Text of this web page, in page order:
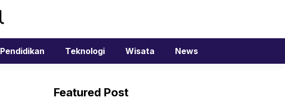
Pendidikan Teknologi Wisata News
Featured Post